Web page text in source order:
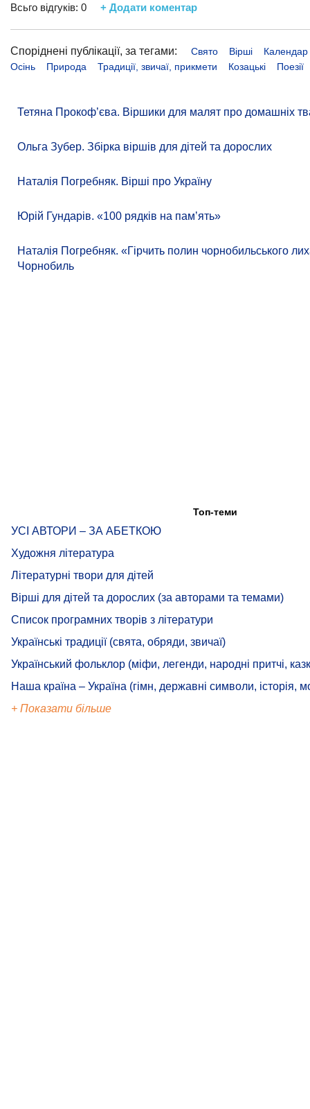
Всьго відгуків: 0 + Додати коментар
Споріднені публікації, за тегами: Свято Вірші
Календар
Осінь
Природа Традиції, звичаї, прикмети Козацькі Поезії
Тетяна Прокоф’єва. Віршики для малят про домашніх
Ольга Зубер. Збірка віршів для дітей та дорослих
Наталія Погребняк. Вірші про Україну
Юрій Гундарів. «100 рядків на памʼять»
Наталія Погребняк. «Гірчить полин чорнобильського
Чорнобиль
Топ-теми
УСІ АВТОРИ – ЗА АБЕТКОЮ
Художня література
Літературні твори для дітей
Вірші для дітей та дорослих (за авторами та темами)
Список програмних творів з літератури
Українські традиції (свята, обряди, звичаї)
Український фольклор (міфи, легенди, народні притчі,
Наша країна – Україна (гімн, державні символи, історія,
+ Показати більше